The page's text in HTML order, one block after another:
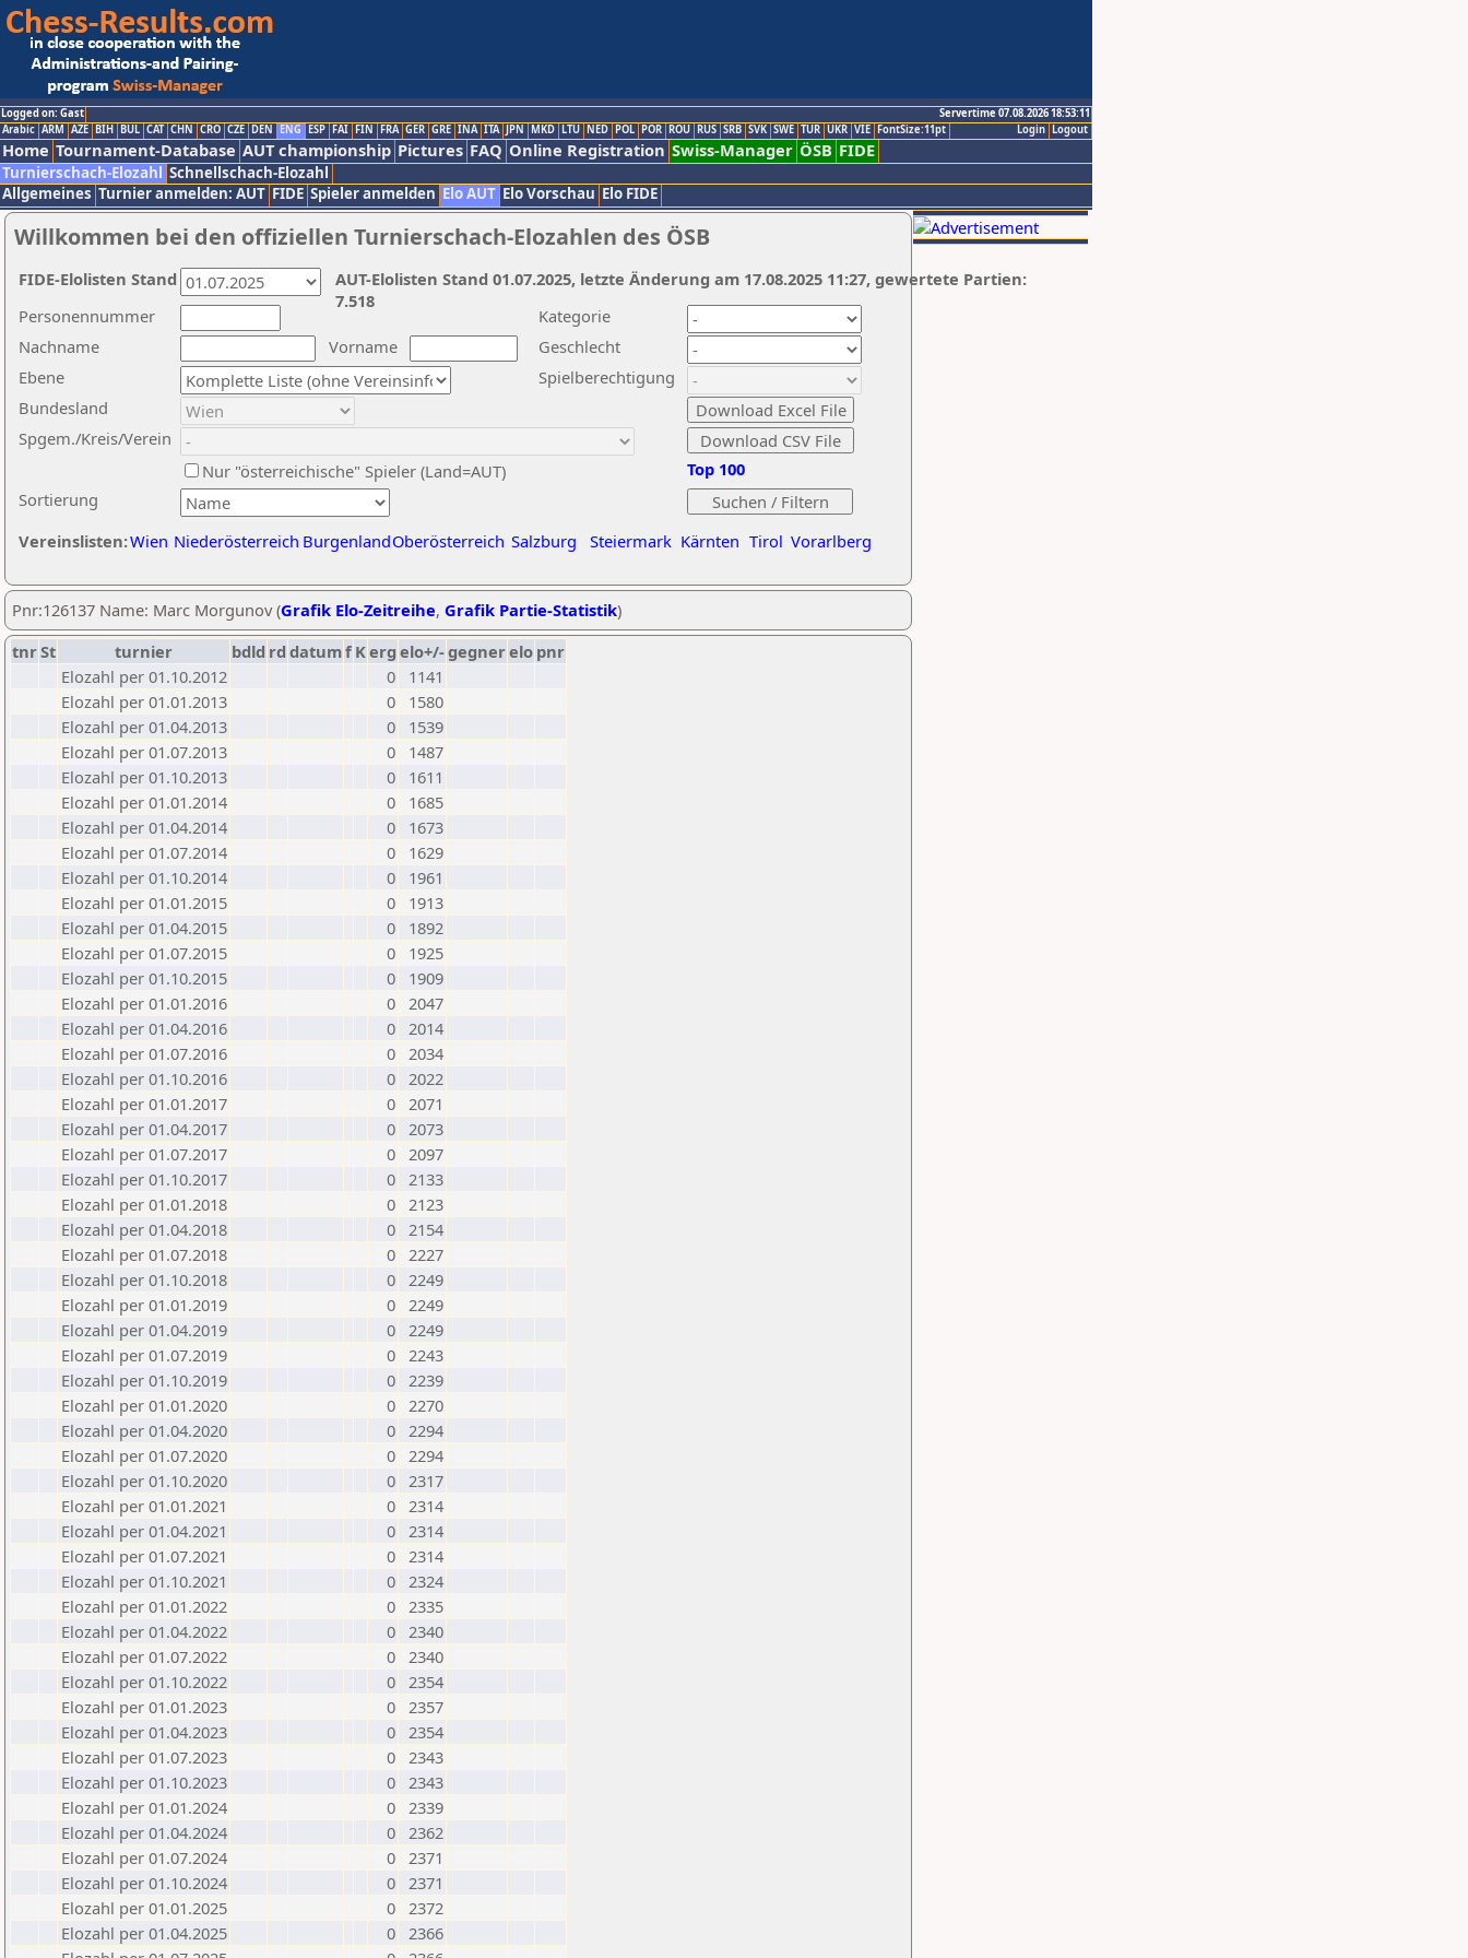
Logged on: Gast
Servertime 07.08.2026 18:53:11
Logout
Login
Arabic ARM AZE BIH BUL CAT CHN CRO CZE DEN ENG ESP FAI FIN FRA GER GRE INA ITA JPN MKD LTU NED POL POR ROU RUS SRB SVK SWE TUR UKR VIE FontSize:11pt
Home Tournament-Database AUT championship Pictures FAQ Online Registration Swiss-Manager ÖSB FIDE
Turnierschach-Elozahl Schnellschach-Elozahl
Allgemeines Turnier anmelden: AUT FIDE Spieler anmelden Elo AUT Elo Vorschau Elo FIDE
Willkommen bei den offiziellen Turnierschach-Elozahlen des ÖSB
Nachname
Vorname
Ebene
Kategorie
Sortierung
Personennummer
Bundesland
Spgem./Kreis/Verein
Geschlecht
Nur "österreichische" Spieler (Land=AUT)
Spielberechtigung
Vereinslisten:Wien Niederösterreich BurgenlandOberösterreich Salzburg Steiermark Kärnten Tirol Vorarlberg
Top 100
AUT-Elolisten Stand 01.07.2025, letzte Änderung am 17.08.2025 11:27, gewertete Partien:
7.518
FIDE-Elolisten Stand
Pnr:126137 Name: Marc Morgunov (Grafik Elo-Zeitreihe, Grafik Partie-Statistik)
tnrSt turnier bdld rd datumf Kerg elo+/-gegnerelo pnr
Elozahl per 01.10.2012
0
1141
Elozahl per 01.01.2013
0
1580
Elozahl per 01.04.2013
0
1539
Elozahl per 01.07.2013
0
1487
Elozahl per 01.10.2013
0
1611
Elozahl per 01.01.2014
0
1685
Elozahl per 01.04.2014
0
1673
Elozahl per 01.07.2014
0
1629
Elozahl per 01.10.2014
0
1961
Elozahl per 01.01.2015
0
1913
Elozahl per 01.04.2015
0
1892
Elozahl per 01.07.2015
0
1925
Elozahl per 01.10.2015
0
1909
Elozahl per 01.01.2016
0 2047
Elozahl per 01.04.2016
0 2014
Elozahl per 01.07.2016
0 2034
Elozahl per 01.10.2016
0 2022
Elozahl per 01.01.2017
0 2071
Elozahl per 01.04.2017
0 2073
Elozahl per 01.07.2017
0 2097
Elozahl per 01.10.2017
0 2133
Elozahl per 01.01.2018
0 2123
Elozahl per 01.04.2018
0 2154
Elozahl per 01.07.2018
0 2227
Elozahl per 01.10.2018
0 2249
Elozahl per 01.01.2019
0 2249
Elozahl per 01.04.2019
0 2249
Elozahl per 01.07.2019
0 2243
Elozahl per 01.10.2019
0 2239
Elozahl per 01.01.2020
0 2270
Elozahl per 01.04.2020
0 2294
Elozahl per 01.07.2020
0 2294
Elozahl per 01.10.2020
0 2317
Elozahl per 01.01.2021
0 2314
Elozahl per 01.04.2021
0 2314
Elozahl per 01.07.2021
0 2314
Elozahl per 01.10.2021
0 2324
Elozahl per 01.01.2022
0 2335
Elozahl per 01.04.2022
0 2340
Elozahl per 01.07.2022
0 2340
Elozahl per 01.10.2022
0 2354
Elozahl per 01.01.2023
0 2357
Elozahl per 01.04.2023
0 2354
Elozahl per 01.07.2023
0 2343
Elozahl per 01.10.2023
0 2343
Elozahl per 01.01.2024
0 2339
Elozahl per 01.04.2024
0 2362
Elozahl per 01.07.2024
0 2371
Elozahl per 01.10.2024
0 2371
Elozahl per 01.01.2025
0 2372
Elozahl per 01.04.2025
0 2366